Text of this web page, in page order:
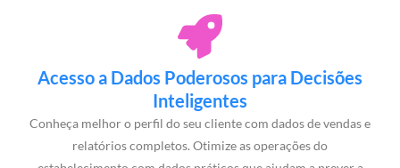
Acesso a Dados Poderosos para Decisões
Inteligentes
Conheça melhor o perfil do seu cliente com dados de vendas e
relatórios completos. Otimize as operações do